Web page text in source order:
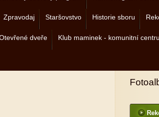
Zpravodaj Staršovstvo Historie sboru
dveře Klub maminek - komunitní